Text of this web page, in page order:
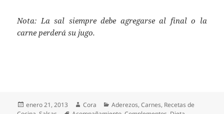
Nota: La sal siempre debe agregarse al final o la
carne perderá su jugo.
Publicado
enero 21, 2013 Autor
Cora Categorías
Aderezos,Carnes, Recetas de